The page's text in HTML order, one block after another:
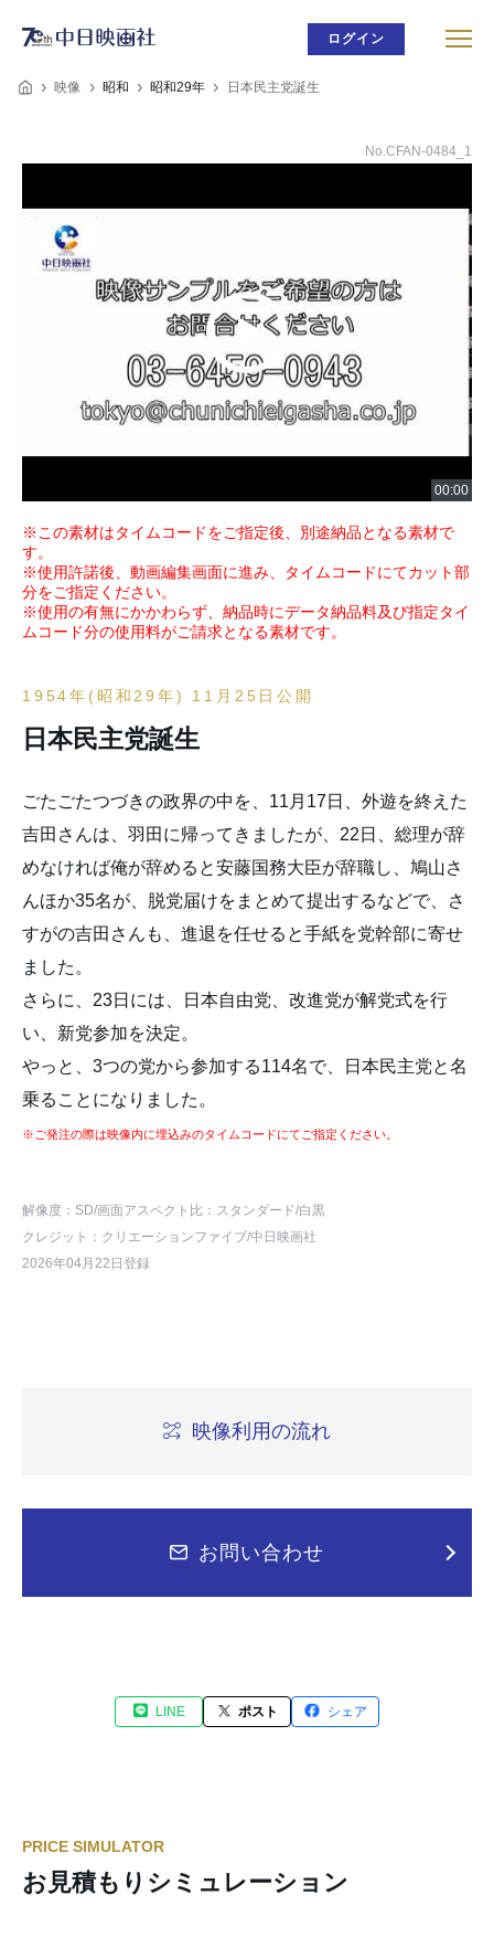
ログイン
映像 昭和 昭和29年 日本民主党誕生
No.CFAN-0484_1
※この素材はタイムコードをご指定後、別途納品となる素材で
す。
※使用許諾後、動画編集画面に進み、タイムコードにてカット部
分をご指定ください。
※使用の有無にかかわらず、納品時にデータ納品料及び指定タイ
ムコード分の使用料がご請求となる素材です。
1954年(昭和29年) 11月25日公開
日本民主党誕生
ごたごたつづきの政界の中を、11月17日、外遊を終えた
吉田さんは、羽田に帰ってきましたが、22日、総理が辞
めなければ俺が辞めると安藤国務大臣が辞職し、鳩山さ
んほか35名が、脱党届けをまとめて提出するなどで、さ
すがの吉田さんも、進退を任せると手紙を党幹部に寄せ
ました。
さらに、23日には、日本自由党、改進党が解党式を行
い、新党参加を決定。
やっと、3つの党から参加する114名で、日本民主党と名
乗ることになりました。
※ご発注の際は映像内に埋込みのタイムコードにてご指定ください。
解像度：SD/画面アスペクト比：スタンダード/白黒
クレジット：クリエーションファイブ/中日映画社
2026年04月22日登録
映像利用の流れ
お問い合わせ
LINE ポスト シェア
PRICE SIMULATOR
お見積もりシミュレーション